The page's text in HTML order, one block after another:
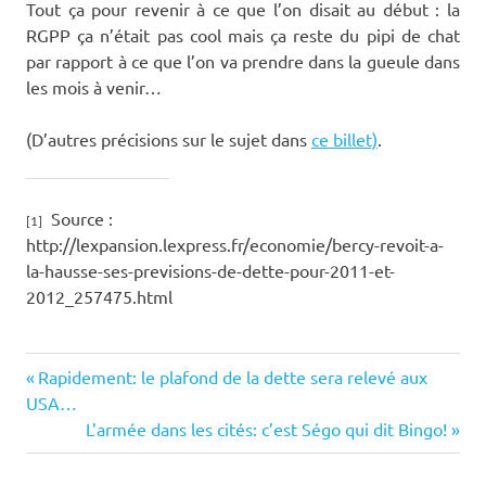
Tout ça pour revenir à ce que l’on disait au début : la
RGPP ça n’était pas cool mais ça reste du pipi de chat
par rapport à ce que l’on va prendre dans la gueule dans
les mois à venir…
(D’autres précisions sur le sujet dans ce billet)
[1]
Source :
http://lexpansion.lexpress.fr/economie/bercy-revoit-a-
la-hausse-ses-previsions-de-dette-pour-2011-et-
2012_257475.html
austérité
baisse
Post
navigation
Previous
Post:
Rapidement: le plafond de la dette sera relevé aux
USA…
Next
Post:
L’armée dans les cités: c’est Ségo qui dit Bingo!